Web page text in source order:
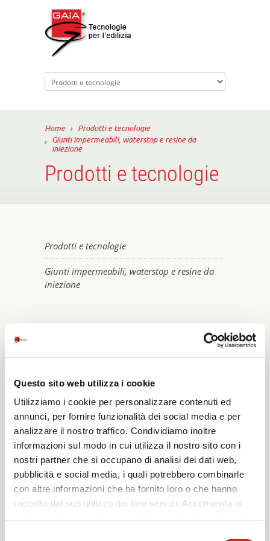
Questo sito web utilizza i cookie
Utilizziamo i cookie per personalizzare contenuti ed
annunci, per fornire funzionalità dei social media e per
analizzare il nostro traffico. Condividiamo inoltre
informazioni sul modo in cui utilizza il nostro sito con i
nostri partner che si occupano di analisi dei dati web,
pubblicità e social media, i quali potrebbero combinarle
con altre informazioni che ha fornito loro o che hanno
raccolto dal suo utilizzo dei loro servizi. Acconsenta ai
Home
Prodotti e tecnologie
Giunti impermeabili, waterstop e resine da
iniezione
Prodotti e tecnologie
Prodotti e tecnologie
Giunti impermeabili, waterstop e resine da
iniezione
Waterstop per riprese di getto